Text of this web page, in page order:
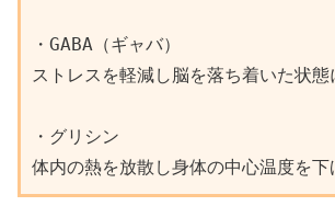
・GABA（ギャバ）
ストレスを軽減し脳を落ち着いた状
・グリシン
体内の熱を放散し身体の中心温度を